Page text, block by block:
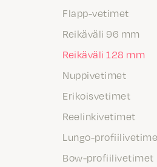
Flapp-vetimet
Reikäväli 96 mm
Reikäväli 128 mm
Nuppivetimet
Erikoisvetimet
Reelinkivetimet
Lungo-
Bow-profiilivetimet